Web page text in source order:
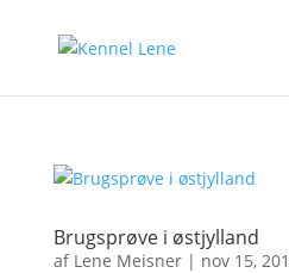
Brugsprøve i østjylland
af Lene Meisner| nov 15,